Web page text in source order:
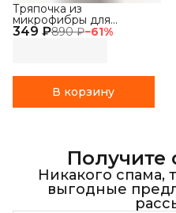
349 ₽890 ₽−61%
Тряпочка из
микрофибры для
пылесоса Stonberg
В корзину
Получите
Никакого спама,
выгодные